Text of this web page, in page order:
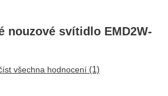
nouzové svítidlo EMD2W-
všechna hodnocení (1)